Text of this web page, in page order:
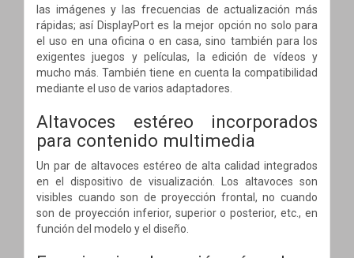
las imágenes y las frecuencias de actualización más
rápidas; así DisplayPort es la mejor opción no solo para
el uso en una oficina o en casa, sino también para los
exigentes juegos y películas, la edición de vídeos y
mucho más. También tiene en cuenta la compatibilidad
mediante el uso de varios adaptadores.
Altavoces estéreo incorporados
para contenido multimedia
Un par de altavoces estéreo de alta calidad integrados
en el dispositivo de visualización. Los altavoces son
visibles cuando son de proyección frontal, no cuando
son de proyección inferior, superior o posterior, etc., en
función del modelo y el diseño.